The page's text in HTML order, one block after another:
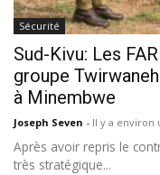
Sécurité
Sud-Kivu: Les
groupe
à Minembwe
Joseph Seven - Il y a environ
Après avoir repris le
très stratégique...